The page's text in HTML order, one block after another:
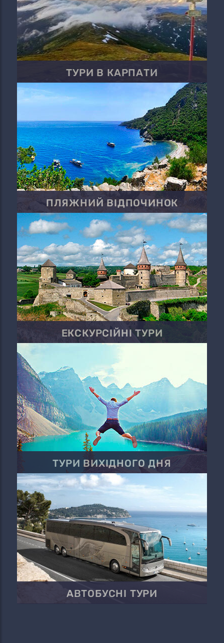
ТУРИ В КАРПАТИ
ПЛЯЖНИЙ ВІДПОЧИНОК
ЕКСКУРСІЙНІ ТУРИ
ТУРИ ВИХІДНОГО ДНЯ
АВТОБУСНІ ТУРИ